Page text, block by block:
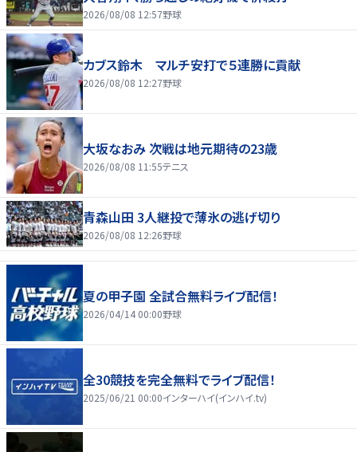
2026/08/08 12:57野球
カブス鈴木 マルチ安打で５連勝に貢献
2026/08/08 12:27野球
大坂なおみ 次戦は地元期待の23歳
2026/08/08 11:55テニス
青森山田 3人継投で薄氷の逃げ切り
2026/08/08 12:26野球
夏の甲子園 全試合無料ライブ配信！
2026/04/14 00:00野球
全30競技を完全無料でライブ配信！
2025/06/21 00:00インターハイ(インハイ.tv)